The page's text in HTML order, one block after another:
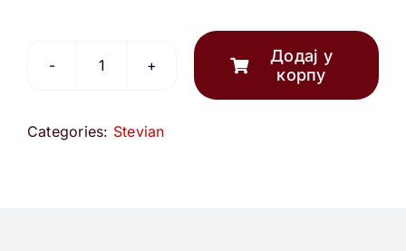
Stevian
количина
Додај у
корпу
Categories: Stevian